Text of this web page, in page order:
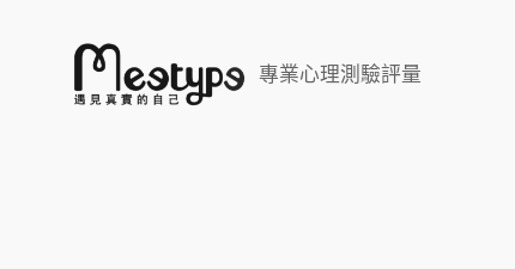
專業心理測驗評量